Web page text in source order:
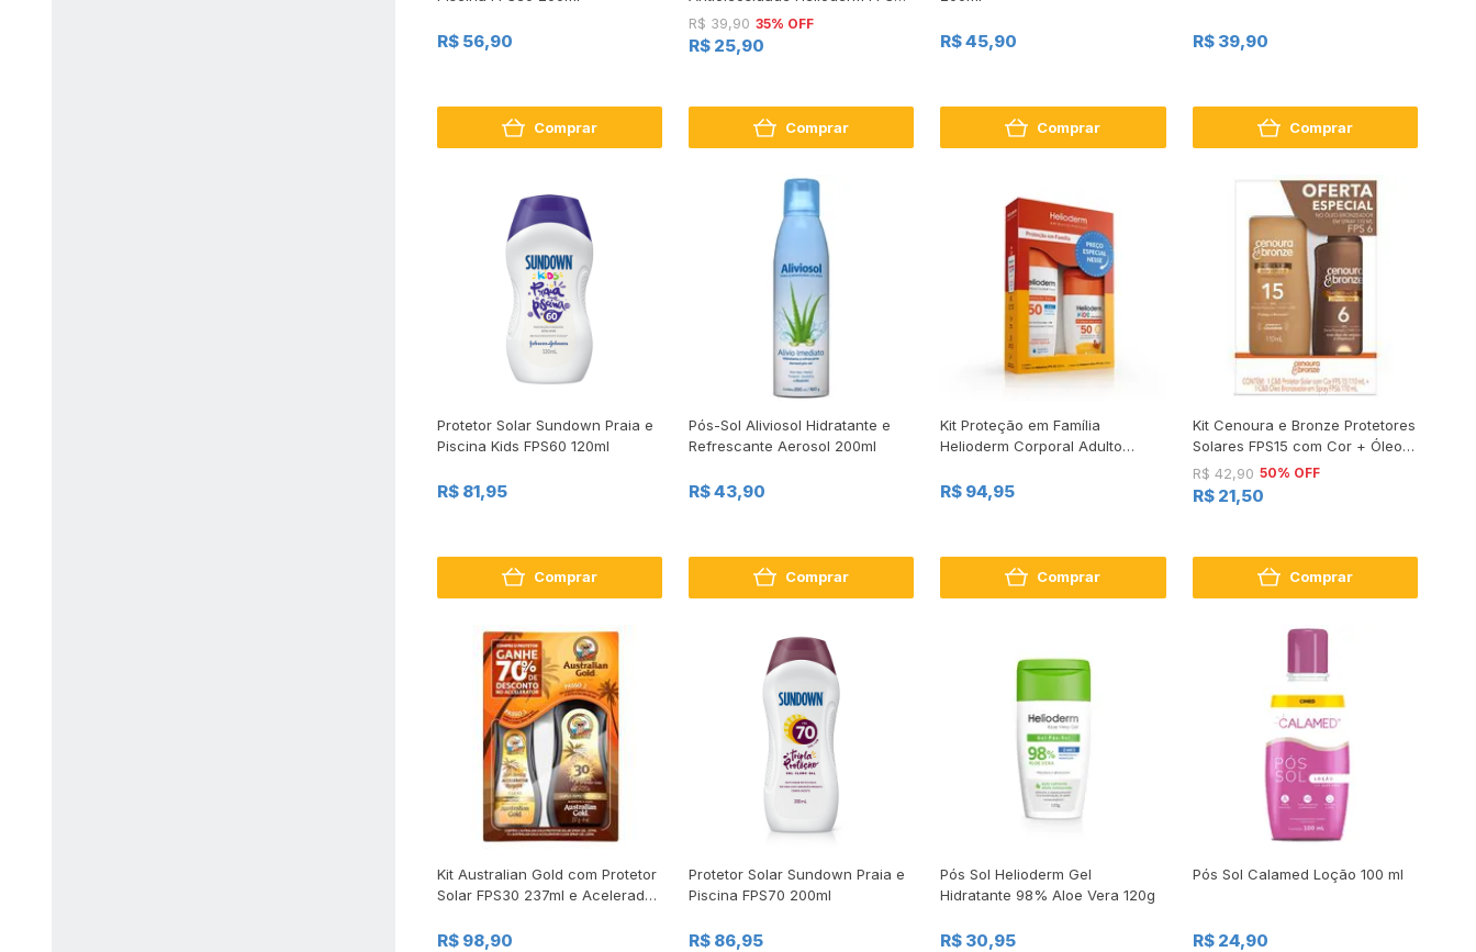
R$ 56,90
Comprar
50g
R$ 39,90 35% OFF
R$ 25,90
Comprar
R$ 45,90
Comprar
R$ 39,90
Comprar
Protetor Solar Sundown Praia e
Piscina Kids FPS60 120ml
R$ 81,95
Comprar
Pós-Sol Aliviosol Hidratante e
Refrescante Aerosol 200ml
R$ 43,90
Comprar
Kit Proteção em Família
Helioderm Corporal Adulto
Hipoalergênico 120ml
R$ 94,95
Comprar
Kit Cenoura e Bronze Protetores
Solares FPS15 com Cor + Óleo
Bronzeador Spray FPS6 110ml
Grátis
R$ 42,90 50% OFF
R$ 21,50
Comprar
Kit Australian Gold com Protetor
Solar FPS30 237ml e Acelerador
R$ 98,90
Protetor Solar Sundown Praia e
Piscina FPS70 200ml
R$ 86,95
Pós Sol Helioderm Gel
Hidratante 98% Aloe Vera 120g
R$ 30,95
Pós Sol Calamed Loção 100 ml
R$ 24,90